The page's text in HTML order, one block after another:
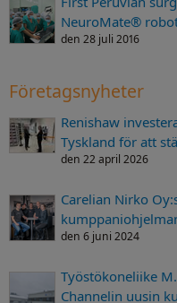
NeuroMate®
den 28 juli 2016
Företagsnyheter
Renishaw
Tyskland för att
den 22 april 2026
Carelian Nirko
den 6 juni 2024
Työstökoneliike
Channelin uusin